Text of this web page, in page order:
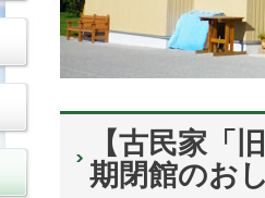
【古民家「
期閉館のお